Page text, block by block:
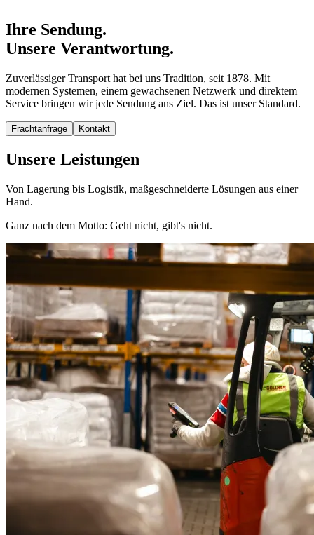
Ihre Sendung.
Unsere Verantwortung.
Zuverlässiger Transport hat bei uns Tradition, seit 1878. Mit
modernen Systemen, einem gewachsenen Netzwerk und direktem
Service bringen wir jede Sendung ans Ziel. Das ist unser Standard.
Frachtanfrage Kontakt
Unsere Leistungen
Von Lagerung bis Logistik, maßgeschneiderte Lösungen aus einer
Hand.
Ganz nach dem Motto: Geht nicht, gibt's nicht.